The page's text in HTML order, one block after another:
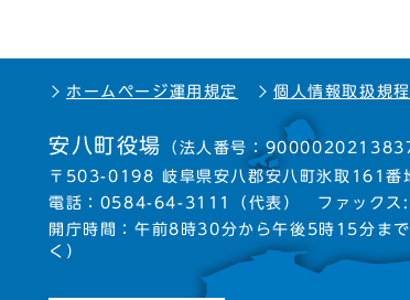
ホームページ運用規定 個人情報取扱規程
安八町役場 （法人番号：
〒503-0198 岐阜県安八郡安八町氷取161番
電話： 0584-64-3111 （代表） ファック
開庁時間：午前8時30分から午後5時15分まで
く）